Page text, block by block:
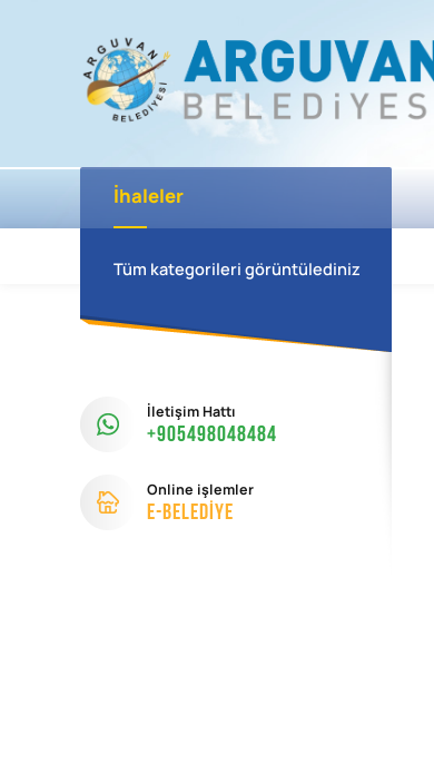
İhaleler
Tüm kategorileri görüntülediniz
İletişim Hattı
+905498048484
Online işlemler
e-Beledİye